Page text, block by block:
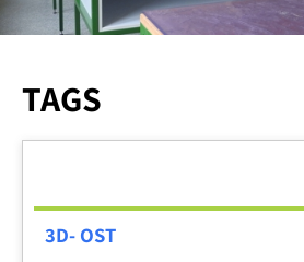
Angemeldet bleiben
TAGS
3D- OST